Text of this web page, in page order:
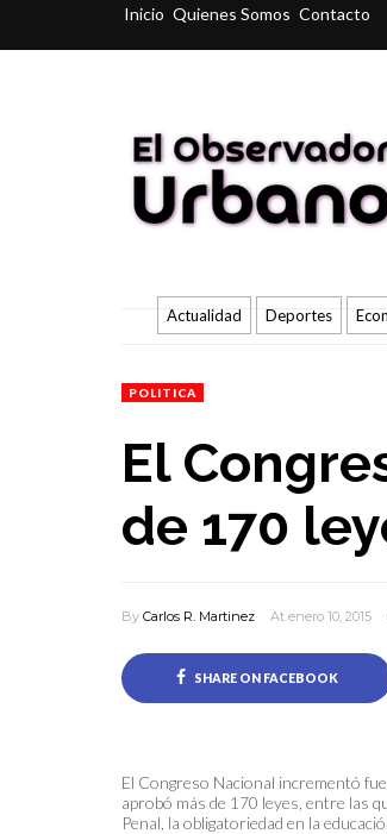
Inicio Quienes Somos Contacto
Actualidad Deportes
POLITICA
El
de 170
By Carlos R. Martinez At enero 10, 2015
SHARE ON FACEBOOK
El Congreso Nacional incrementó
aprobó más de 170 leyes, entre las
Penal, la obligatoriedad en la